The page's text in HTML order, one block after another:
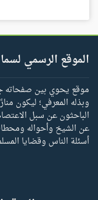
الموقع الرسمي
موقع يحوي بين صفحاته
وبذله المعرفي؛ ليكون
الباحثون عن سبل
عن الشيخ وأحواله
أسئلة الناس وقضايا